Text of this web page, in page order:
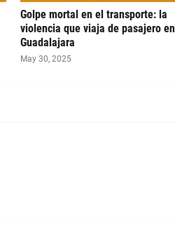
Golpe mortal en el transporte: la
violencia que viaja de pasajero en
Guadalajara
May 30, 2025